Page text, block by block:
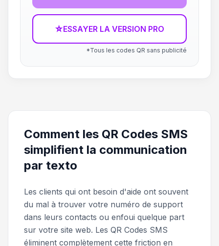
☆ESSAYER LA VERSION PRO
*Tous les codes QR sans publicité
Comment les QR Codes SMS
simplifient la communication
par texto
Les clients qui ont besoin d'aide ont souvent
du mal à trouver votre numéro de support
dans leurs contacts ou enfoui quelque part
sur votre site web. Les QR Codes SMS
éliminent complètement cette friction en